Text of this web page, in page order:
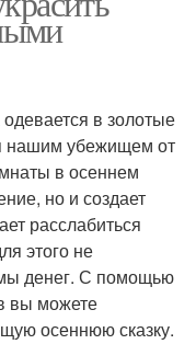
в золотые
нашим убежищем от
в осеннем
но и создает
расслабиться
этого не
денег. С помощью
вы можете
осеннюю сказку.